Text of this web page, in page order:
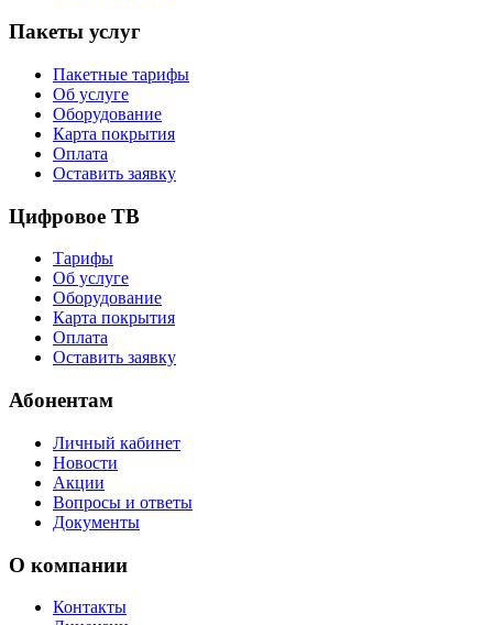
Пакеты услуг
Пакетные тарифы
Об услуге
Оборудование
Карта покрытия
Оплата
Оставить заявку
Цифровое ТВ
Тарифы
Об услуге
Оборудование
Карта покрытия
Оплата
Оставить заявку
Абонентам
Личный кабинет
Новости
Акции
Вопросы и ответы
Документы
О компании
Контакты